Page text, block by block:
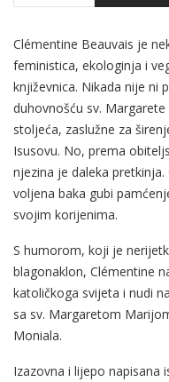
Clémentine Beauvais je
feministica, ekologinja i
književnica. Nikada nije ni
duhovnošću sv.
stoljeća, zaslužne za
Isusovu. No, prema
njezina je daleka
voljena baka gubi
svojim korijenima.
S humorom, koji je
blagonaklon, Clémentine
katoličkoga svijeta i nudi
sa sv. Margaretom
Moniala.
Izazovna i lijepo napisana